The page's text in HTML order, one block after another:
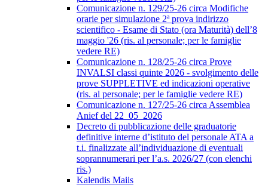
Comunicazione n. 129/25-26 circa Modifiche
orarie per simulazione 2ª prova indirizzo
scientifico - Esame di Stato (ora Maturità) dell’8
maggio '26 (ris. al personale; per le famiglie
vedere RE)
Comunicazione n. 128/25-26 circa Prove
INVALSI classi quinte 2026 - svolgimento delle
prove SUPPLETIVE ed indicazioni operative
(ris. al personale; per le famiglie vedere RE)
Comunicazione n. 127/25-26 circa Assemblea
Anief del 22_05_2026
Decreto di pubblicazione delle graduatorie
definitive interne d’istituto del personale ATA a
t.i. finalizzate all’individuazione di eventuali
soprannumerari per l’a.s. 2026/27 (con elenchi
ris.)
Kalendis Maiis